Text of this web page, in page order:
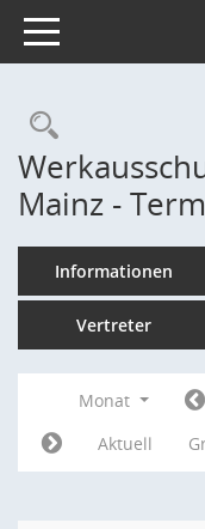
Toggle navigation
Mainz -
Informationen
Vertreter
Monat
Aktuell